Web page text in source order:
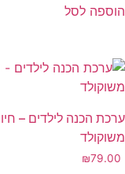
הוספה לסל
ערכת הכנה לילדים –
משוקולד
₪79.00